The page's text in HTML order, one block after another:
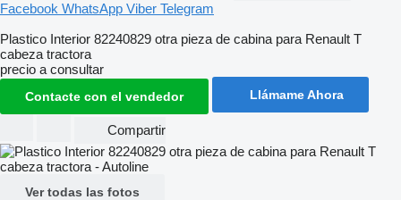
Facebook WhatsApp Viber Telegram
Plastico Interior 82240829 otra pieza de cabina para Renault T
cabeza tractora
precio a consultar
Contacte con el vendedor Llámame Ahora
Compartir
Ver todas las fotos